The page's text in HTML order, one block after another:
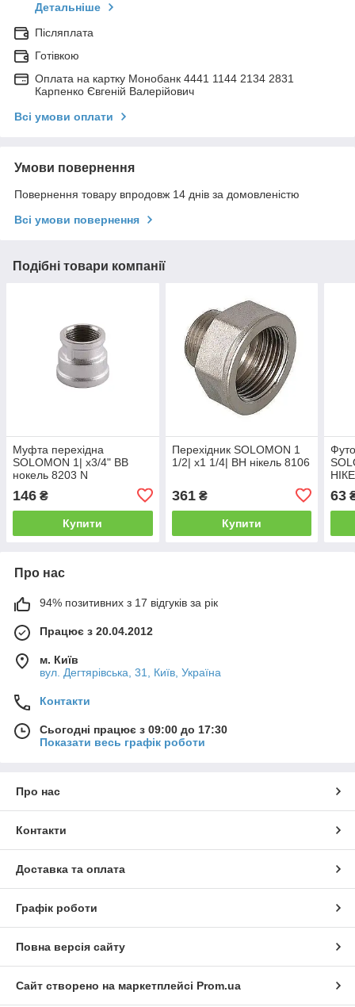
Детальніше
Післяплата
Готівкою
Оплата на картку Монобанк 4441 1144 2134 2831
Карпенко Євгеній Валерійович
Всі умови оплати
Умови повернення
Повернення товару впродовж 14 днів за домовленістю
Всі умови повернення
Подібні товари компанії
Муфта перехідна
SOLOMON 1| х3/4" ВВ
нокель 8203 N
146 ₴
Купити
Перехідник SOLOMON 1
1/2| х1 1/4| ВН нікель 8106
361₴
Купити
63
Про нас
94% позитивних з 17 відгуків за рік
Працює з 20.04.2012
м. Київ
вул. Дегтярівська, 31, Київ, Україна
Контакти
Сьогодні працює з 09:00 до 17:30
Показати весь графік роботи
Про нас
Контакти
Доставка та оплата
Графік роботи
Повна версія сайту
Сайт створено на маркетплейсі Prom.ua